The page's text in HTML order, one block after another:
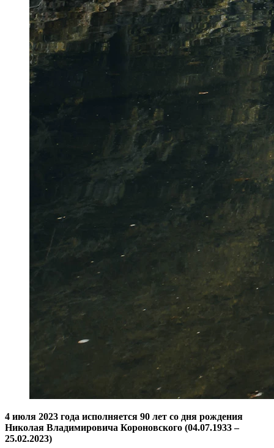
4 июля 2023 года исполняется 90 лет со дня рождения
Николая Владимировича Короновского (04.07.1933 –
25.02.2023)